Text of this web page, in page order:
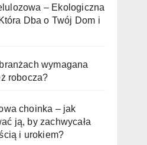
– Ekologiczna
Dba o Twój Dom i
wymagana
robocza?
choinka – jak
ją, by zachwycała
i urokiem?